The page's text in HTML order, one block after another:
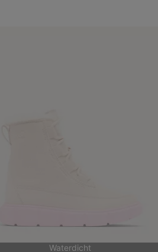
Waterdicht